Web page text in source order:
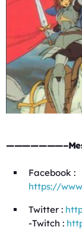
Facebook :
https://
Twitter :
-Twitch :